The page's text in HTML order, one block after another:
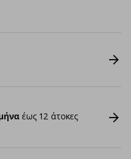
έως 12 άτοκες